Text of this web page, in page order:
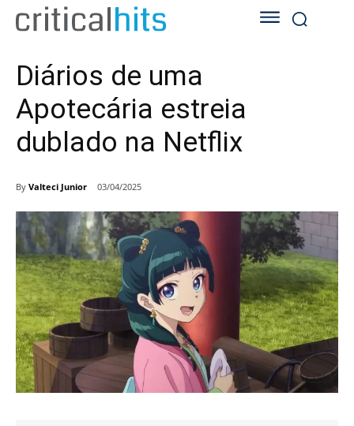
Diários de uma
Apotecária estreia
dublado na Netflix
By Valteci Junior 03/04/2025